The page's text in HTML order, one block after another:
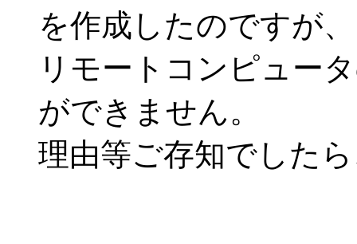
を作成したのですが、
リモートコンピュー
ができません。
理由等ご存知でした